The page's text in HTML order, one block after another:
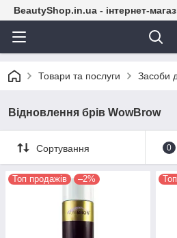
BeautyShop.in.ua - інтернет-
Товари та послуги Засоби
Відновлення брів WowBrow
Сортування 0
Топ продажів –2%